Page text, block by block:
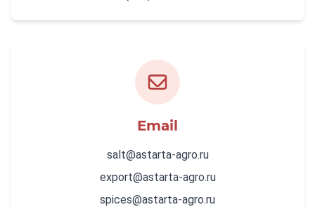
Email
salt@astarta-agro.ru
export@astarta-agro.ru
spices@astarta-agro.ru